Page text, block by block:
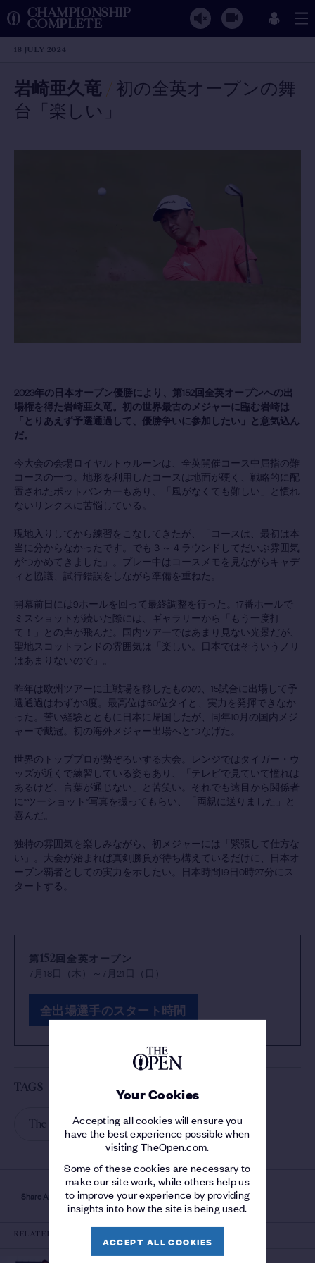
CHAMPIONSHIP
COMPLETE
Your Cookies
Accepting all cookies will ensure you
have the best experience possible when
visiting TheOpen.com.
Some of these cookies are necessary to
make our site work, while others help us
to improve your experience by providing
insights into how the site is being used.
ACCEPT ALL COOKIES
18 JULY 2024
Share Article
岩崎亜久竜 / 初の全英オープンの舞
台「楽しい」
2023年の日本オープン優勝により、第152回全英オープンへの出
場権を得た岩崎亜久竜。初の世界最古のメジャーに臨む岩崎は
「とりあえず予選通過して、優勝争いに参加したい」と意気込ん
だ。
今大会の会場ロイヤルトゥルーンは、全英開催コース中屈指の難
コースの一つ。地形を利用したコースは地面が硬く、戦略的に配
置されたポットバンカーもあり、「風がなくても難しい」と慣れ
ないリンクスに苦悩している。
現地入りしてから練習をこなしてきたが、「コースは、最初は本
当に分からなかったです。でも３～４ラウンドしてだいぶ雰囲気
がつかめてきました」。プレー中はコースメモを見ながらキャデ
ィと協議、試行錯誤をしながら準備を重ねた。
開幕前日には9ホールを回って最終調整を行った。17番ホールで
ミスショットが続いた際には、ギャラリーから「もう一度打
て！」との声が飛んだ。国内ツアーではあまり見ない光景だが、
聖地スコットランドの雰囲気は「楽しい。日本ではそういうノリ
はあまりないので」。
昨年は欧州ツアーに主戦場を移したものの、15試合に出場して予
選通過はわずか3度。最高位は60位タイと、実力を発揮できなか
った。苦い経験とともに日本に帰国したが、同年10月の国内メジ
ャーで戴冠。初の海外メジャー出場へとつなげた。
世界のトッププロが勢ぞろいする大会。レンジではタイガー・ウ
ッズが近くで練習している姿もあり、「テレビで見ていて憧れは
あるけど、言葉が通じない」と苦笑い。それでも遠目から関係者
に“ツーショット”写真を撮ってもらい、「両親に送りました」と
喜んだ。
独特の雰囲気を楽しみながら、初メジャーには「緊張して仕方な
い」。大会が始まれば真剣勝負が待ち構えているだけに、日本オ
ープン覇者としての実力を示したい。日本時間19日0時27分にス
タートする。
第152回全英オープン
7月18日（木）～7月21日（日）
全出場選手のスタート時間
TAGS
The 152nd Open
RELATED